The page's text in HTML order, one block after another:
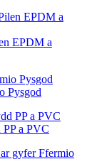
EPDM a
Pysgod
a PVC